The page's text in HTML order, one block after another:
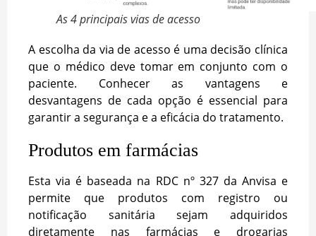
As 4 principais vias de acesso
A escolha da via de acesso é uma decisão clínica
que o médico deve tomar em conjunto com o
paciente. Conhecer as vantagens e
desvantagens de cada opção é essencial para
garantir a segurança e a eficácia do tratamento.
Produtos em farmácias
Esta via é baseada na RDC nº 327 da Anvisa e
permite que produtos com registro ou
notificação sanitária sejam adquiridos
diretamente nas farmácias e drogarias